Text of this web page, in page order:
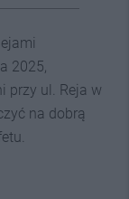
2025,
przy ul. Reja w
na dobrą